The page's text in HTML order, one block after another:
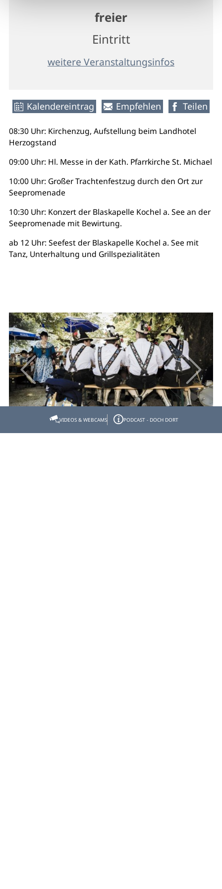
freier
Eintritt
weitere Veranstaltungsinfos
Kalendereintrag Empfehlen Teilen
08:30 Uhr: Kirchenzug, Aufstellung beim Landhotel
Herzogstand
09:00 Uhr: Hl. Messe in der Kath. Pfarrkirche St. Michael
10:00 Uhr: Großer Trachtenfestzug durch den Ort zur
Seepromenade
10:30 Uhr: Konzert der Blaskapelle Kochel a. See an der
Seepromenade mit Bewirtung.
ab 12 Uhr: Seefest der Blaskapelle Kochel a. See mit
Tanz, Unterhaltung und Grillspezialitäten
VIDEOS & WEBCAMS PODCAST - DOCH DORT